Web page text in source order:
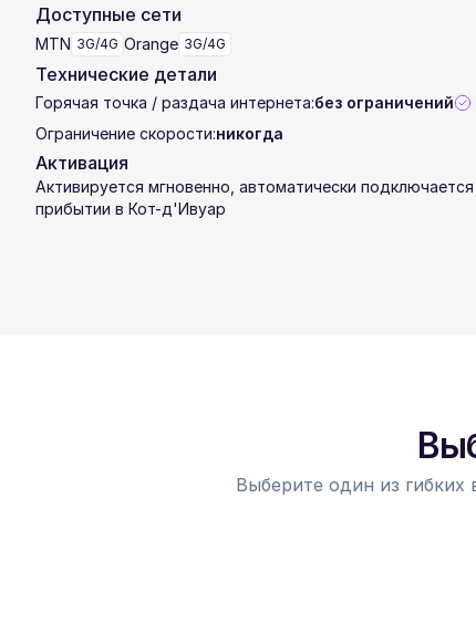
Доступные сети
MTN 3G/4G Orange 3G/4G
Технические детали
Горячая точка / раздача интернета:без ограничений
Ограничение скорости:никогда
Активация
Активируется мгновенно, автоматически
прибытии в Кот-д'Ивуар
Выберите один из гибких